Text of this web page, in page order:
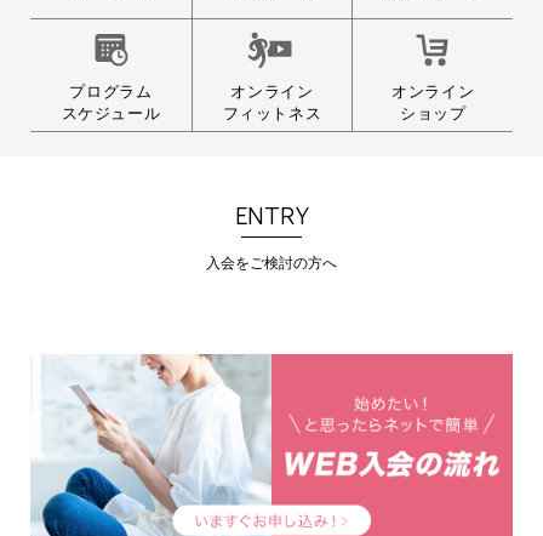
プログラム
スケジュール
オンライン
フィットネス
オンライン
ショップ
ENTRY
入会をご検討の方へ